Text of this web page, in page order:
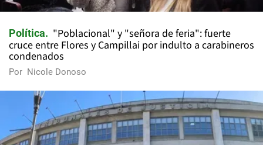
Política
"Poblacional" y "señora de feria": fuerte
cruce entre Flores y Campillai por indulto a carabineros
condenados
Por Nicole Donoso